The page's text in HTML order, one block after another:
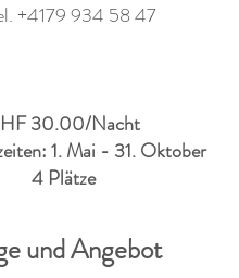
+4179 934 58 47
30.00/Nacht
1. Mai - 31. Oktober
4 Plätze
und Angebot